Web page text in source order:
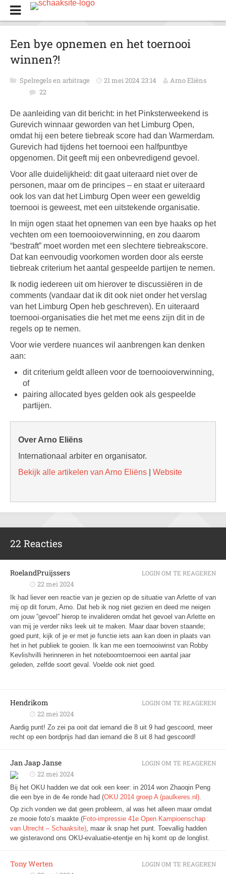
Een bye opnemen en het toernooi
winnen?!
Spelregels en arbitrage 21 mei 2024 23:14
Arno Eliëns
22
De aanleiding van dit bericht: in het Pinksterweekend is
Gurevich winnaar geworden van het Limburg Open,
omdat hij een betere tiebreak score had dan Warmerdam.
Gurevich had tijdens het toernooi een halfpuntbye
opgenomen. Dit geeft mij een onbevredigend gevoel.
Voor alle duidelijkheid: dit gaat uiteraard niet over de
personen, maar om de principes – en staat er uiteraard
ook los van dat het Limburg Open weer een geweldig
toernooi is geweest, met een uitstekende organisatie.
In mijn ogen staat het opnemen van een bye haaks op het
vechten om een toernooioverwinning, en zou daarom
“bestraft” moet worden met een slechtere tiebreakscore.
Dat kan eenvoudig voorkomen worden door als eerste
tiebreak criterium het aantal gespeelde partijen te nemen.
Ik nodig iedereen uit om hierover te discussiëren in de
comments (vandaar dat ik dit ook niet onder het verslag
van het Limburg Open heb geschreven). En uiteraard
toernooi-organisaties die het met me eens zijn dit in de
regels op te nemen.
Voor wie verdere nuances wil aanbrengen kan denken
aan:
dit criterium geldt alleen voor de toernooioverwinning,
of
pairing allocated byes gelden ook als gespeelde
partijen.
Over Arno Eliëns
Internationaal arbiter en organisator.
Bekijk alle artikelen van Arno Eliëns
Website
22 Reacties
RoelandPruijssers
22 mei 2024
Ik had liever een reactie van je gezien op de situatie van Arlette of van
mij op dit forum, Arno. Dat heb ik nog niet gezien en deed me neigen
om jouw ”gevoel” hierop te invalideren omdat het gevoel van Arlette en
van mij je verder niks leek uit te maken. Maar daar boven staande;
goed punt, kijk of je er met je functie iets aan kan doen in plaats van
het in het publiek te gooien. Ik kan me een toernooiwinst van Robby
Kevlishvilli herinneren in het noteboomtoernooi een aantal jaar
geleden, zelfde soort geval. Voelde ook niet goed.
LOGIN OM TE REAGEREN
Hendrikom
22 mei 2024
Aardig punt! Zo zei pa ooit dat iemand die 8 uit 9 had gescoord, meer
recht op een bordprijs had dan iemand die 8 uit 8 had gescoord!
LOGIN OM TE REAGEREN
Jan Jaap Janse
22 mei 2024
Bij het OKU hadden we dat ook een keer: in 2014 won Zhaoqin Peng
die een bye in de 4e ronde had (OKU 2014 groep A (paulkeres.nl).
Op zich vonden we dat geen probleem, al was het alleen maar omdat
ze mooie foto’s maakte (Foto-impressie 41e Open Kampioenschap
van Utrecht – Schaaksite), maar ik snap het punt. Toevallig hadden
we gisteravond ons OKU-evaluatie-etentje en hij komt op de longlist.
LOGIN OM TE REAGEREN
Tony Werten LOGIN OM TE REAGEREN